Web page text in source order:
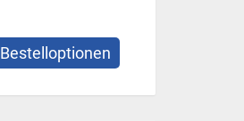
Bestelloptionen